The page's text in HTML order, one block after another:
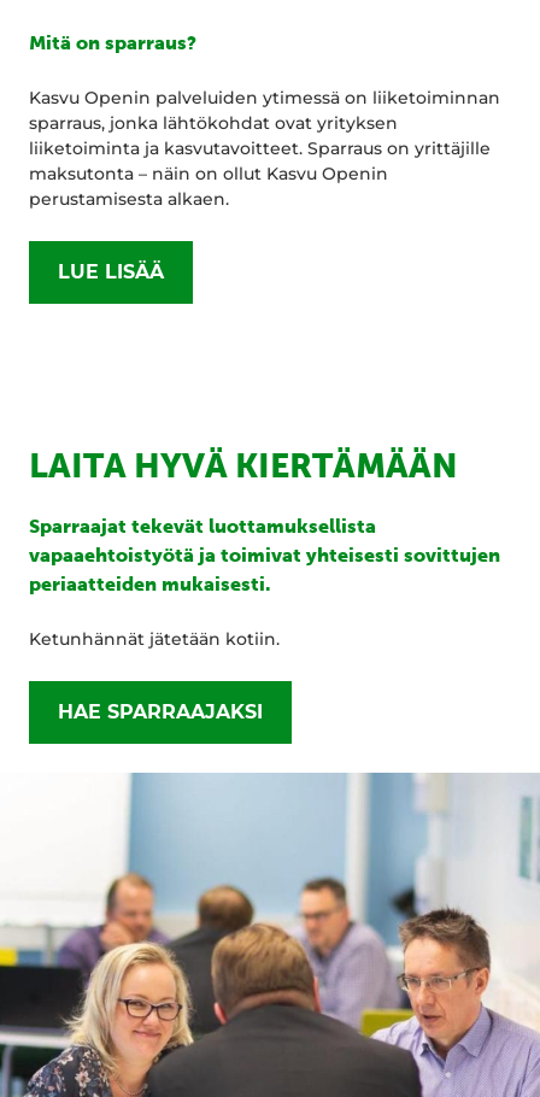
Mitä on sparraus?
Kasvu Openin palveluiden ytimessä on liiketoiminnan
sparraus, jonka lähtökohdat ovat yrityksen
liiketoiminta ja kasvutavoitteet. Sparraus on yrittäjille
maksutonta – näin on ollut Kasvu Openin
perustamisesta alkaen.
LUE LISÄÄ
LAITA HYVÄ KIERTÄMÄÄN
Sparraajat tekevät luottamuksellista
vapaaehtoistyötä ja toimivat yhteisesti sovittujen
periaatteiden mukaisesti.
Ketunhännät jätetään kotiin.
HAE SPARRAAJAKSI